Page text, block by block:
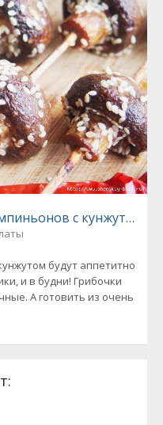
с кунжутом
будут аппетитно
и в будни! Грибочки
А готовить из очень